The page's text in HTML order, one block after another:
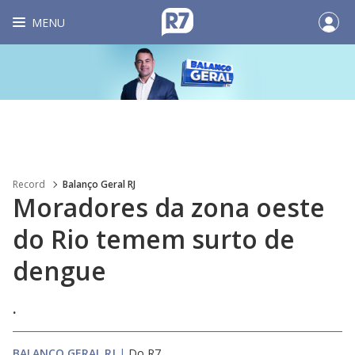
MENU
Record Balanço Geral RJ
Moradores da zona oeste
do Rio temem surto de
dengue
.